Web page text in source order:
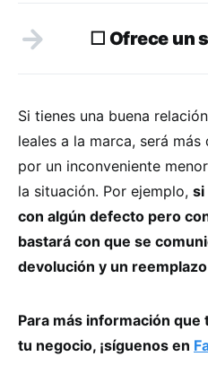
☐ Ofrece un
Si tienes una buena
leales a la marca, será
por un inconveniente
la situación. Por ejemplo, si
con algún defecto pero
bastará con que se
devolución y un
Para más información
tu negocio, ¡síguenos en